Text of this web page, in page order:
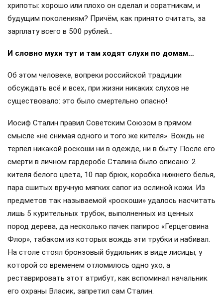
хрипоты: хорошо или плохо он сделал и соратникам, и
будущим поколениям? Причём, как принято считать, за
зарплату всего в 500 рублей…
И словно мухи тут и там ходят слухи по домам…
Об этом человеке, вопреки российской традиции
обсуждать всё и всех, при жизни никаких слухов не
существовало: это было смертельно опасно!
Иосиф Сталин правил Советским Союзом в прямом
смысле «не снимая одного и того же кителя». Вождь не
терпел никакой роскоши ни в одежде, ни в быту. После его
смерти в личном гардеробе Сталина было описано: 2
кителя белого цвета, 10 пар брюк, коробка нижнего белья,
пара сшитых вручную мягких сапог из ослиной кожи. Из
предметов так называемой «роскоши» удалось насчитать
лишь 5 курительных трубок, выполненных из ценных
пород дерева, да несколько пачек папирос «Герцеговина
Флор», табаком из которых вождь эти трубки и набивал.
На столе стоял бронзовый будильник в виде лисицы, у
которой со временем отломилось одно ухо, а
реставрировать этот атрибут, как вспоминал начальник
его охраны Власик, запретил сам Сталин.